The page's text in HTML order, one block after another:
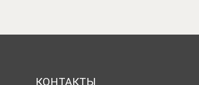
КОНТАКТЫ